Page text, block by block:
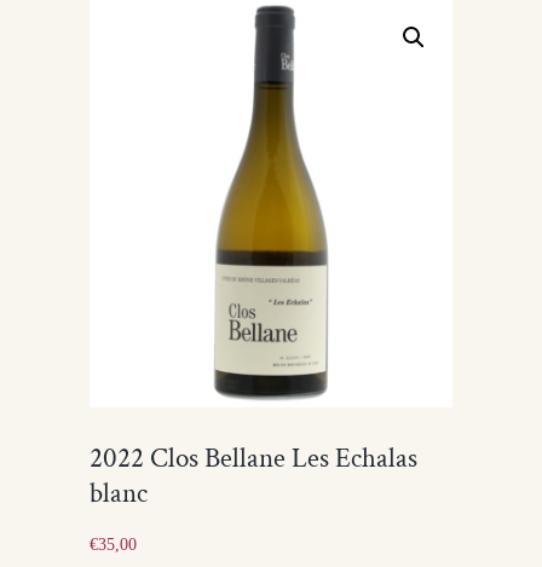
2022 Clos Bellane Les Echalas
blanc
€35,00